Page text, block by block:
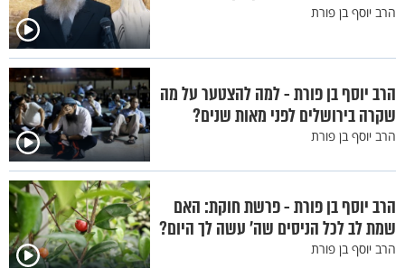
הרב יוסף בן פורת
הרב יוסף בן פורת - למה להצטער על מה
שקרה בירושלים לפני מאות שנים?
הרב יוסף בן פורת
הרב יוסף בן פורת - פרשת חוקת: האם
שמת לב לכל הניסים שה’ עשה לך היום?
הרב יוסף בן פורת